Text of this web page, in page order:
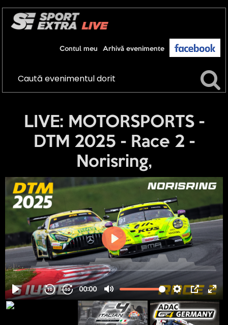
Arhivă evenimente
Contul meu
LIVE: MOTORSPORTS -
DTM 2025 - Race 2 -
Norisring,